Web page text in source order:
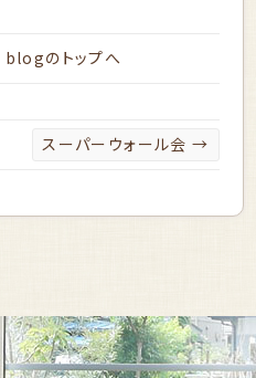
blogのトップへ
スーパーウォール会→